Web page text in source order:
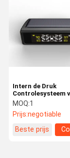
NEWS
Het
De Druk
Bus TPMS
Intern de Druk
Controlesysteem
Sensor Draadloos
Zonneband
MOQ:1
Prijs:negotiable
Beste prijs